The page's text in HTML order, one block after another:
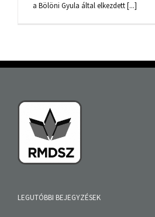
a Bölöni Gyula által elkezdett [...]
LEGUTÓBBI BEJEGYZÉSEK